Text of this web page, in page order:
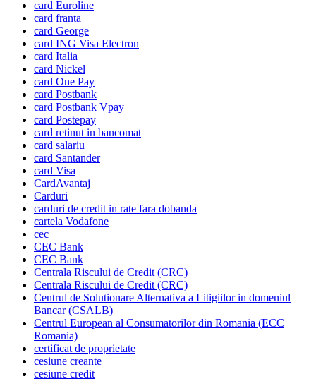
card Euroline
card franta
card George
card ING Visa Electron
card Italia
card Nickel
card One Pay
card Postbank
card Postbank Vpay
card Postepay
card retinut in bancomat
card salariu
card Santander
card Visa
CardAvantaj
Carduri
carduri de credit in rate fara dobanda
cartela Vodafone
cec
CEC Bank
CEC Bank
Centrala Riscului de Credit (CRC)
Centrala Riscului de Credit (CRC)
Centrul de Solutionare Alternativa a Litigiilor in domeniul
Bancar (CSALB)
Centrul European al Consumatorilor din Romania (ECC
Romania)
certificat de proprietate
cesiune creante
cesiune credit